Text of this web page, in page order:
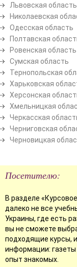
Львовская область
Николаевская
Одесская область
Полтавская
Ровенская область
Сумская область
Тернопольская
Харьковская
Херсонская
Хмельницкая
Черкасская
Черниговская
Черновицкая
Посетителю:
В разделе
далеко не все
Украины, где есть
вы не сможете
подходящие курсы,
информации:
опыт знакомых.